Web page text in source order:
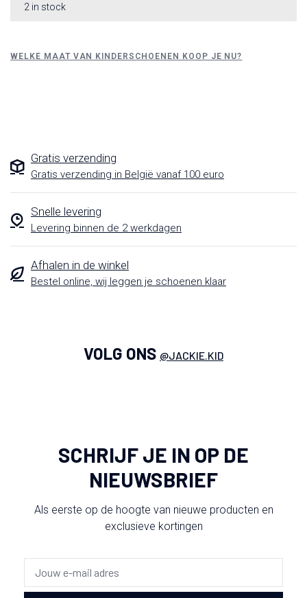
2 in stock
WELKE MAAT VAN KINDERSCHOENEN KOOP JE NU?
Gratis verzending
Gratis verzending in België vanaf 100 euro
Snelle levering
Levering binnen de 2 werkdagen
Afhalen in de winkel
Bestel online, wij leggen je schoenen klaar
VOLG ONS @JACKIE.KID
SCHRIJF JE IN OP DE
NIEUWSBRIEF
Als eerste op de hoogte van nieuwe producten en
exclusieve kortingen